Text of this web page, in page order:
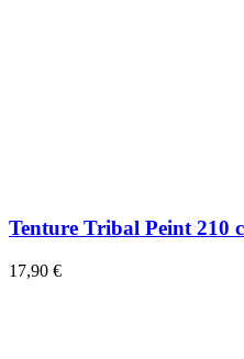
Tenture Tribal Peint 210
17,90 €